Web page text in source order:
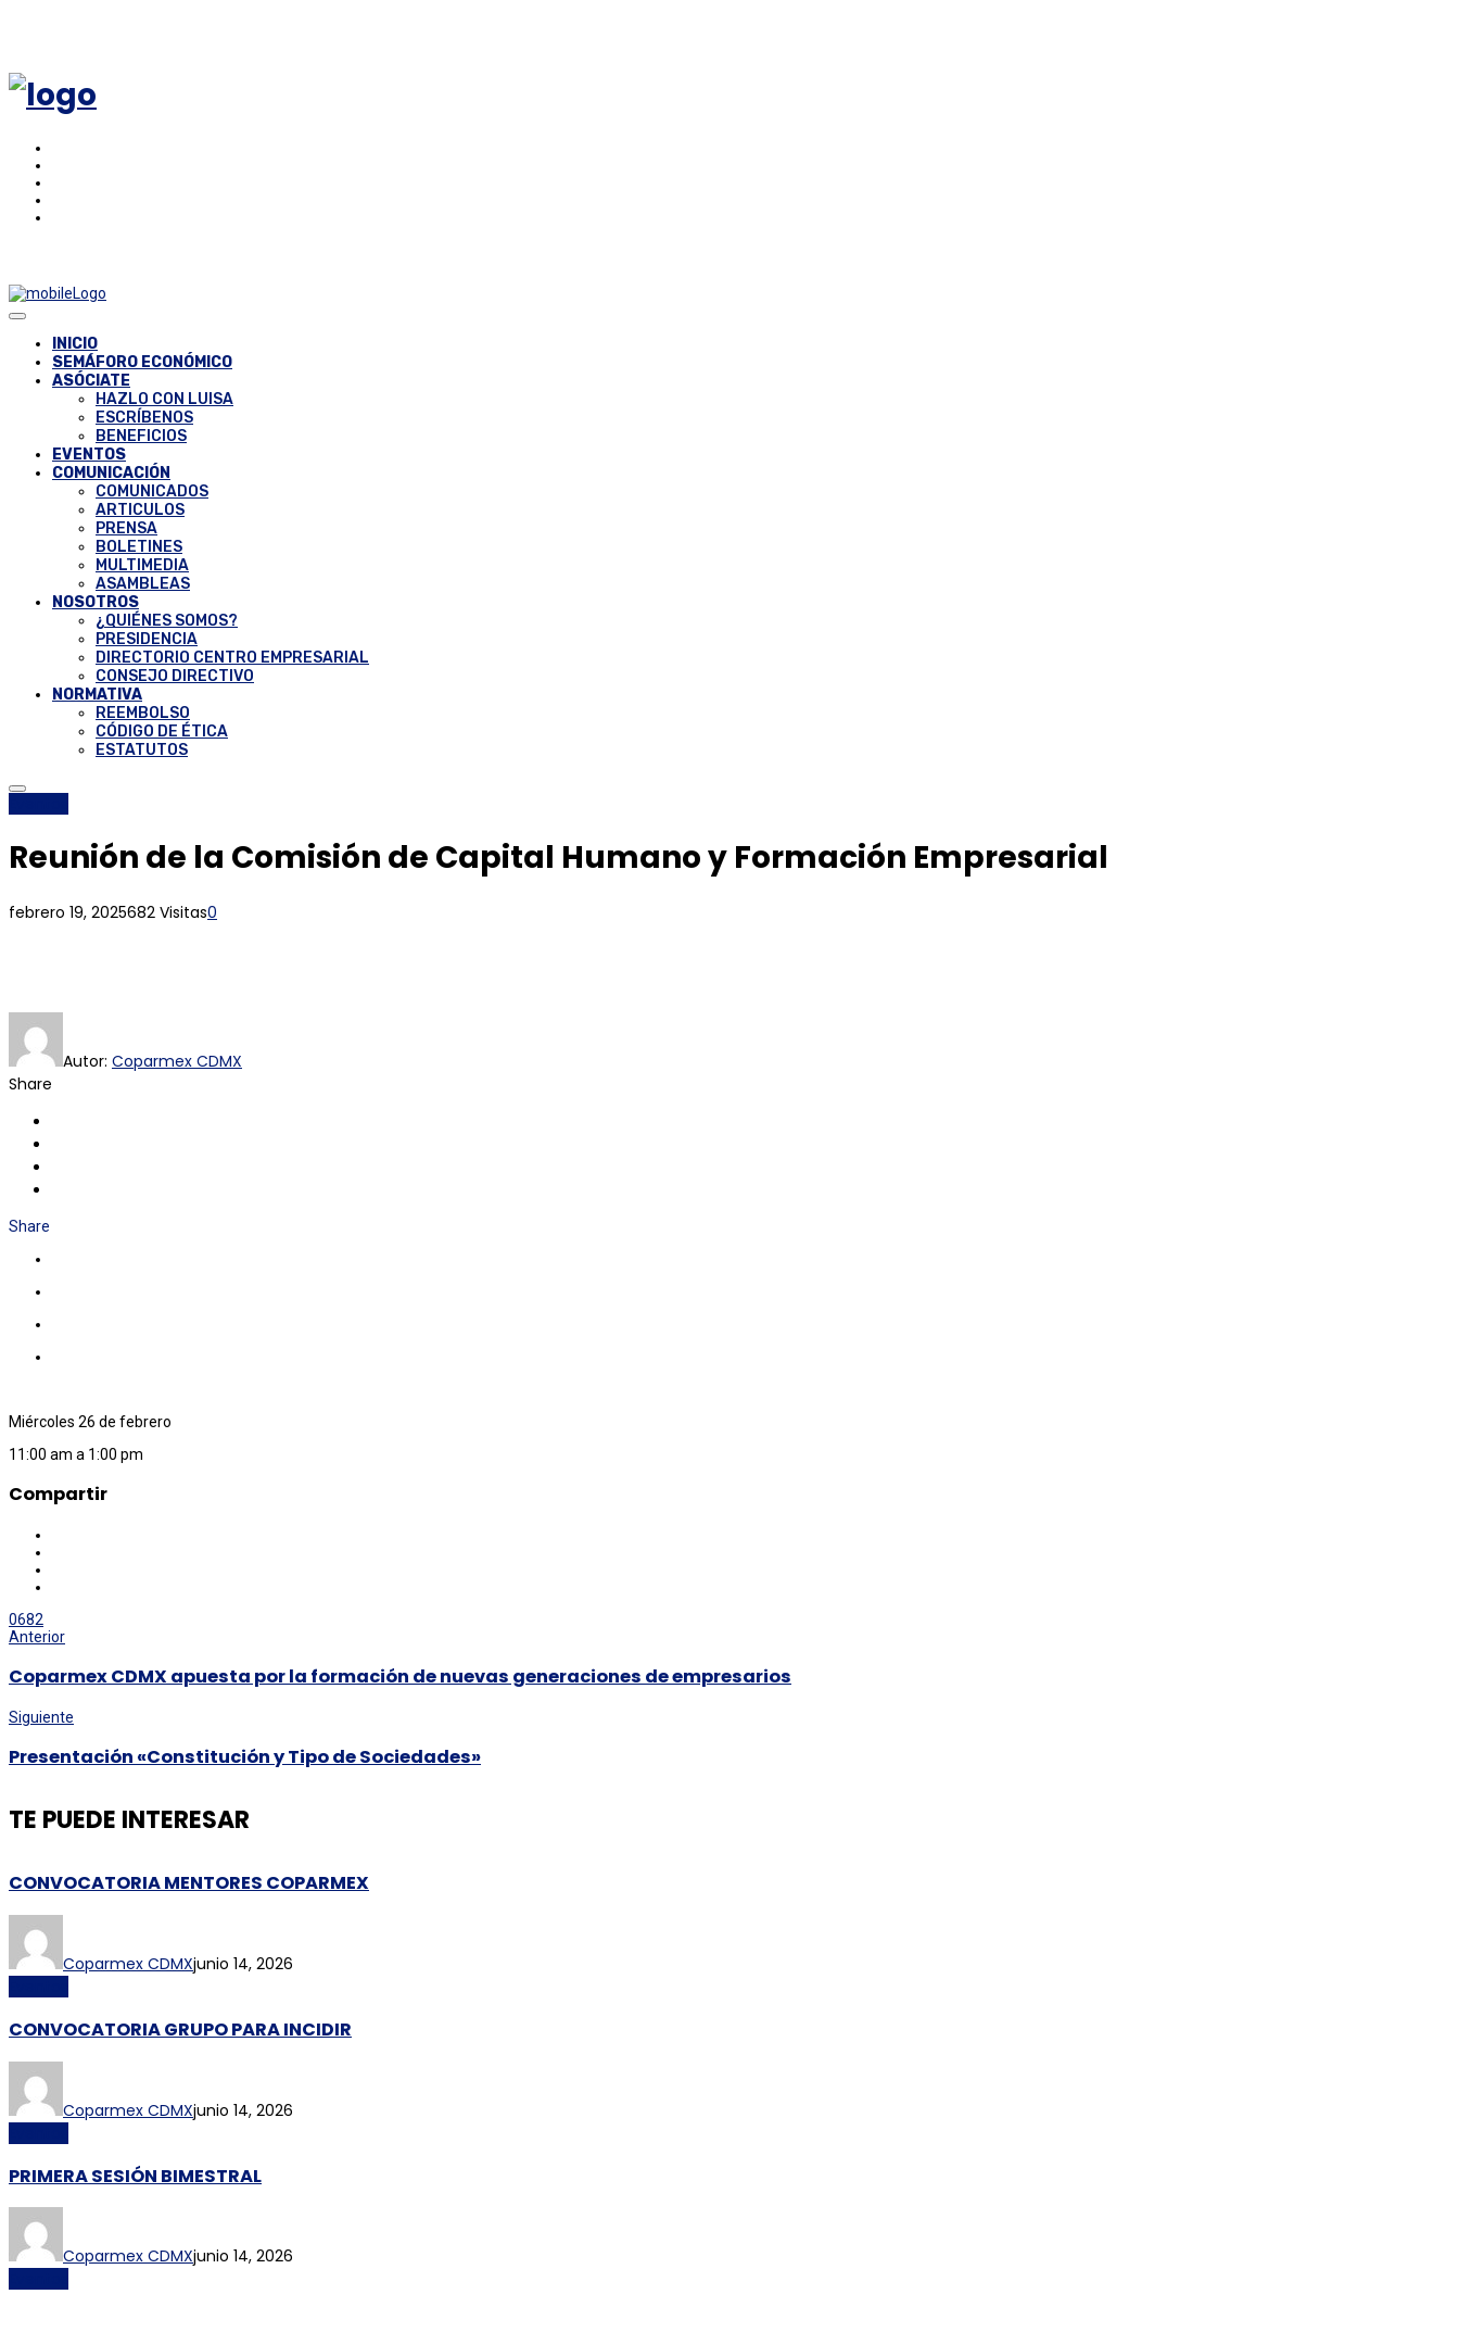
INICIO
SEMÁFORO ECONÓMICO
ASÓCIATE
HAZLO CON LUISA
ESCRÍBENOS
BENEFICIOS
EVENTOS
COMUNICACIÓN
COMUNICADOS
ARTICULOS
PRENSA
BOLETINES
MULTIMEDIA
ASAMBLEAS
NOSOTROS
¿QUIÉNES SOMOS?
PRESIDENCIA
DIRECTORIO CENTRO EMPRESARIAL
CONSEJO DIRECTIVO
NORMATIVA
REEMBOLSO
CÓDIGO DE ÉTICA
ESTATUTOS
Reunión de la Comisión de Capital Humano y Formación Empresarial
febrero 19, 2025682 Visitas0
Autor: Coparmex CDMX
Share
Share
Miércoles 26 de febrero
11:00 am a 1:00 pm
Compartir
0682
Anterior
Coparmex CDMX apuesta por la formación de nuevas generaciones de empresarios
Siguiente
Presentación «Constitución y Tipo de Sociedades»
TE PUEDE INTERESAR
CONVOCATORIA MENTORES COPARMEX
Coparmex CDMXjunio 14, 2026
CONVOCATORIA GRUPO PARA INCIDIR
Coparmex CDMXjunio 14, 2026
PRIMERA SESIÓN BIMESTRAL
Coparmex CDMXjunio 14, 2026